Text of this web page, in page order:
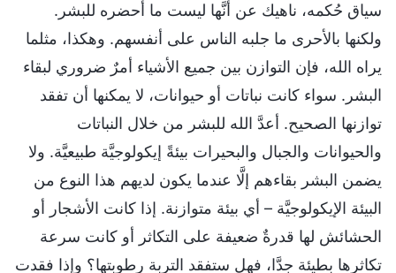
سياق حُكمه، ناهيك عن أنَّها ليست ما أحضره للبشر.
ولكنها بالأحرى ما جلبه الناس على أنفسهم. وهكذا، مثلما
يراه الله، فإن التوازن بين جميع الأشياء أمرٌ ضروري لبقاء
البشر. سواء كانت نباتات أو حيوانات، لا يمكنها أن تفقد
توازنها الصحيح. أعدَّ الله للبشر من خلال النباتات
والحيوانات والجبال والبحيرات بيئةً إيكولوجيَّة طبيعيَّة. ولا
يضمن البشر بقاءهم إلَّا عندما يكون لديهم هذا النوع من
البيئة الإيكولوجيَّة – أي بيئة متوازنة. إذا كانت الأشجار أو
الحشائش لها قدرةٌ ضعيفة على التكاثر أو كانت سرعة
تكاثرها بطيئة جدَّا، فهل ستفقد التربة رطوبتها؟ وإذا فقدت